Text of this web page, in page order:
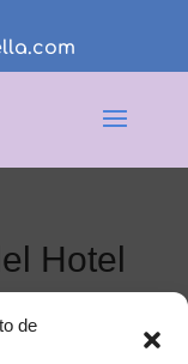
de
Hotel